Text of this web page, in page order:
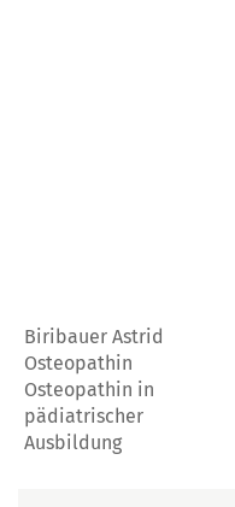
Biribauer Astrid
Osteopathin
Osteopathin in
pädiatrischer
Ausbildung